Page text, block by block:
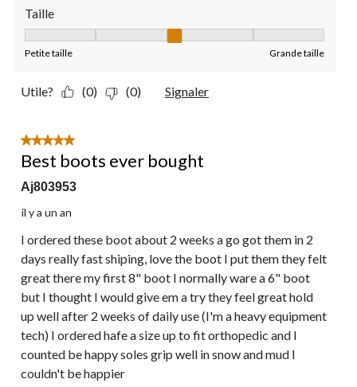
Taille
Petite taille Grande taille
Utile? (0) (0) Signaler
5 étoile(s) sur 5.
Best boots ever bought
Aj803953
il y a un an
I ordered these boot about 2 weeks a go got them in 2
days really fast shiping, love the boot I put them they felt
great there my first 8" boot I normally ware a 6" boot
but I thought I would give em a try they feel great hold
up well after 2 weeks of daily use (I'm a heavy equipment
tech) I ordered hafe a size up to fit orthopedic and I
counted be happy soles grip well in snow and mud I
couldn't be happier